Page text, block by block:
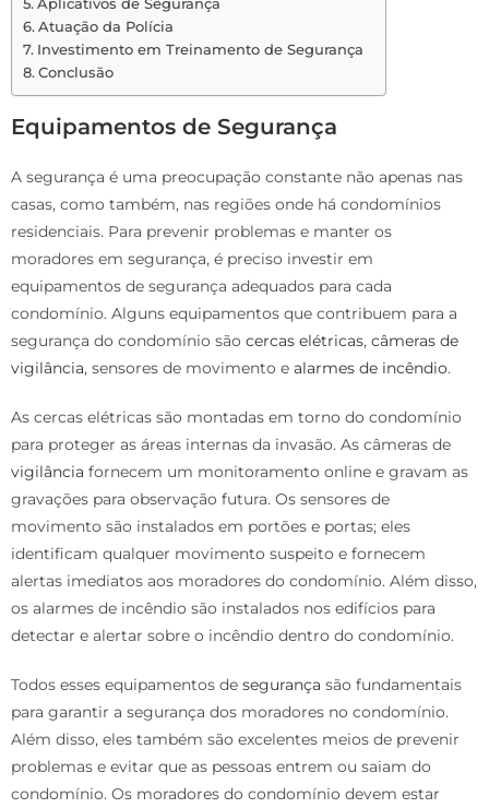
Aplicativos de Segurança
Atuação da Polícia
Investimento em Treinamento de Segurança
Conclusão
Equipamentos de Segurança
A segurança é uma preocupação constante não apenas nas
casas, como também, nas regiões onde há condomínios
residenciais. Para prevenir problemas e manter os
moradores em segurança, é preciso investir em
equipamentos de segurança adequados para cada
condomínio. Alguns equipamentos que contribuem para a
segurança do condomínio são cercas elétricas, câmeras de
vigilância, sensores de movimento e alarmes de incêndio.
As cercas elétricas são montadas em torno do condomínio
para proteger as áreas internas da invasão. As câmeras de
vigilância fornecem um monitoramento online e gravam as
gravações para observação futura. Os sensores de
movimento são instalados em portões e portas; eles
identificam qualquer movimento suspeito e fornecem
alertas imediatos aos moradores do condomínio. Além disso,
os alarmes de incêndio são instalados nos edifícios para
detectar e alertar sobre o incêndio dentro do condomínio.
Todos esses equipamentos de segurança são fundamentais
para garantir a segurança dos moradores no condomínio.
Além disso, eles também são excelentes meios de prevenir
problemas e evitar que as pessoas entrem ou saiam do
condomínio. Os moradores do condomínio devem estar